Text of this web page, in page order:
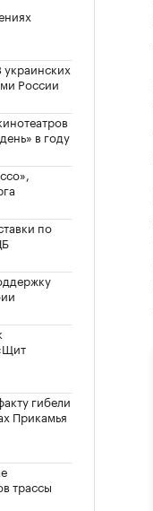
России
в году
по
гибели
Прикамья
трассы